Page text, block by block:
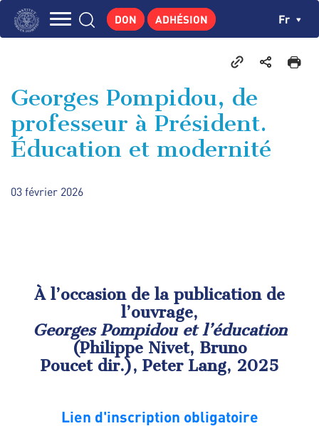
Aller
CENTRE DE RECHERCHES
PUBLICATIONS
ACTUALITÉS
DON ADHÉSION Fr
Georges Pompidou, de
professeur à Président.
Éducation et modernité
03 février 2026
À l’occasion de la publication de
l’ouvrage,
Georges Pompidou et l’éducation
(Philippe Nivet, Bruno
Poucet dir.), Peter Lang, 2025
Lien d'inscription obligatoire
Panneau de gestion des cookies